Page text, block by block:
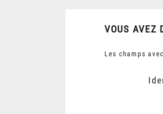
VOUS AVEZ
Les champs